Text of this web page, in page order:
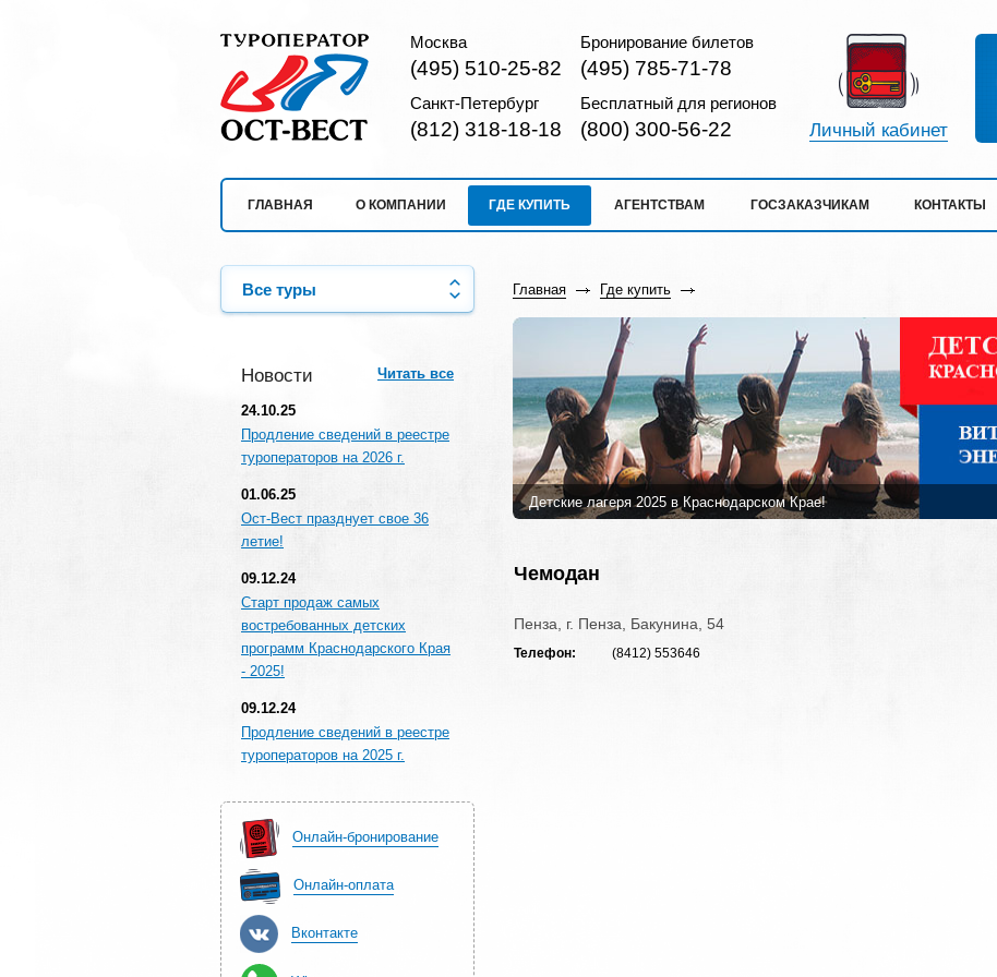
Москва
(495) 510-25-82
Бронирование билетов
(495) 785-71-78
Санкт-Петербург
(812) 318-18-18
Бесплатный для регионов
(800) 300-56-22 Личный кабинет
ГЛАВНАЯ О КОМПАНИИ ГДЕ КУПИТЬ АГЕНТСТВАМ ГОСЗАКАЗЧИКАМ КОНТАКТЫ
Все туры
Новости Читать все
24.10.25
Продление сведений в реестре
туроператоров на 2026 г.
01.06.25
Ост-Вест празднует свое 36
летие!
09.12.24
Старт продаж самых
востребованных детских
программ Краснодарского Края
- 2025!
09.12.24
Продление сведений в реестре
туроператоров на 2025 г.
Онлайн-бронирование
Онлайн-оплата
Вконтакте
Главная Где купить
Детские лагеря 2025 в Краснодарском Крае!
Чемодан
Пенза, г. Пенза, Бакунина, 54
Телефон: (8412) 553646